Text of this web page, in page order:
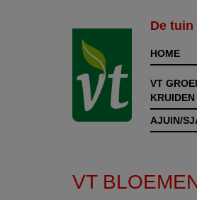
De
HOME
VT
KRUIDEN
AJUIN/
VT